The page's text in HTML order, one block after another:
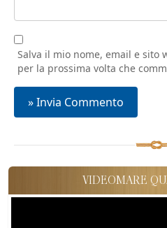
Salva il mio nome, email e sito
per la prossima volta che
VIDEOMARE